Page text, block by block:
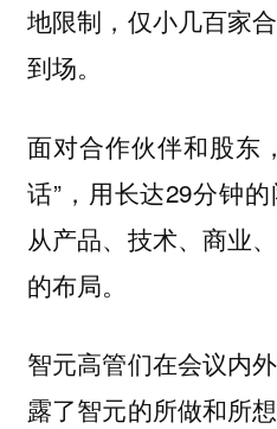
地限制，仅小几百家
到场。
面对合作伙伴和股东
话”，用长达29分钟
从产品、技术、商业
的布局。
智元高管们在会议内
露了智元的所做和所